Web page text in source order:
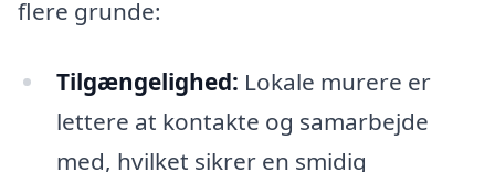
flere grunde:
Tilgængelighed: Lokale murere er
lettere at kontakte og samarbejde
med, hvilket sikrer en smidig